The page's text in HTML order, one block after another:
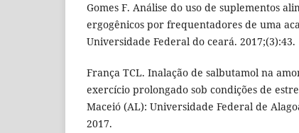
Gomes F. Análise do uso de suplementos
ergogênicos por frequentadores de uma
Universidade Federal do ceará. 2017;(3):43.
França TCL. Inalação de salbutamol na
exercício prolongado sob condições de
Maceió (AL): Universidade Federal de
2017.